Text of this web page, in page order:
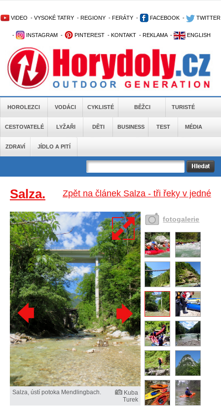
VIDEO - VYSOKÉ TATRY - REGIONY - FERÁTY - FACEBOOK - TWITTER
- INSTAGRAM - PINTEREST - KONTAKT - REKLAMA - ENGLISH
HOROLEZCI VODÁCI CYKLISTÉ BĚŽCI TURISTÉ
CESTOVATELÉ LYŽAŘI DĚTI BUSINESS TEST MÉDIA
ZDRAVÍ JÍDLO A PITÍ
Zpět na článek Salza - tři řeky v jedné
Salza.
Salza, ústí potoka Mendlingbach.
Kuba
Turek
fotogalerie